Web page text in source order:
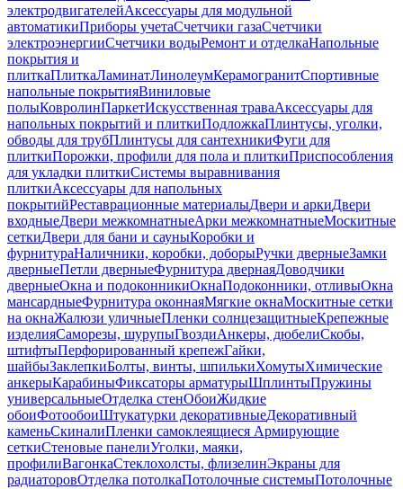
электродвигателейАксессуары для модульной
автоматикиПриборы учетаСчетчики газаСчетчики
электроэнергииСчетчики водыРемонт и отделкаНапольные
покрытия и
плиткаПлиткаЛаминатЛинолеумКерамогранитСпортивные
напольные покрытияВиниловые
полыКовролинПаркетИскусственная траваАксессуары для
напольных покрытий и плиткиПодложкаПлинтусы, уголки,
обводы для трубПлинтусы для сантехникиФуги для
плиткиПорожки, профили для пола и плиткиПриспособления
для укладки плиткиСистемы выравнивания
плиткиАксессуары для напольных
покрытийРеставрационные материалыДвери и аркиДвери
входныеДвери межкомнатныеАрки межкомнатныеМоскитные
сеткиДвери для бани и сауныКоробки и
фурнитураНаличники, коробки, доборыРучки дверныеЗамки
дверныеПетли дверныеФурнитура двернаяДоводчики
дверныеОкна и подоконникиОкнаПодоконники, отливыОкна
мансардныеФурнитура оконнаяМягкие окнаМоскитные сетки
на окнаЖалюзи уличныеПленки солнцезащитныеКрепежные
изделияСаморезы, шурупыГвоздиАнкеры, дюбелиСкобы,
штифтыПерфорированный крепежГайки,
шайбыЗаклепкиБолты, винты, шпилькиХомутыХимические
анкерыКарабиныФиксаторы арматурыШплинтыПружины
универсальныеОтделка стенОбоиЖидкие
обоиФотообоиШтукатурки декоративныеДекоративный
каменьСкиналиПленки самоклеящиеся Армирующие
сеткиСтеновые панелиУголки, маяки,
профилиВагонкаСтеклохолсты, флизелинЭкраны для
радиаторовОтделка потолкаПотолочные системыПотолочные